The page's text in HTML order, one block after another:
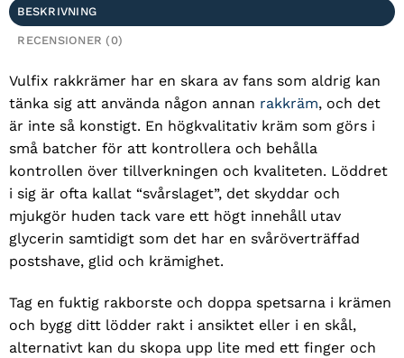
BESKRIVNING
RECENSIONER (0)
Vulfix rakkrämer har en skara av fans som aldrig kan
tänka sig att använda någon annan rakkräm, och det
är inte så konstigt. En högkvalitativ kräm som görs i
små batcher för att kontrollera och behålla
kontrollen över tillverkningen och kvaliteten. Löddret
i sig är ofta kallat “svårslaget”, det skyddar och
mjukgör huden tack vare ett högt innehåll utav
glycerin samtidigt som det har en svåröverträffad
postshave, glid och krämighet.
Tag en fuktig rakborste och doppa spetsarna i krämen
och bygg ditt lödder rakt i ansiktet eller i en skål,
alternativt kan du skopa upp lite med ett finger och